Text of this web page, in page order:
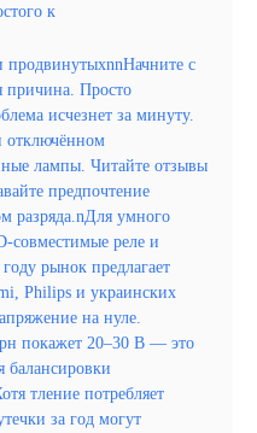
к
с
причина. Просто
исчезнет за минуту.
отключённом
лампы. Читайте отзывы
предпочтение
разряда.nДля умного
совместимые реле и
рынок предлагает
Philips и украинских
на нуле.
покажет 20–30 В — это
балансировки
тление потребляет
за год могут